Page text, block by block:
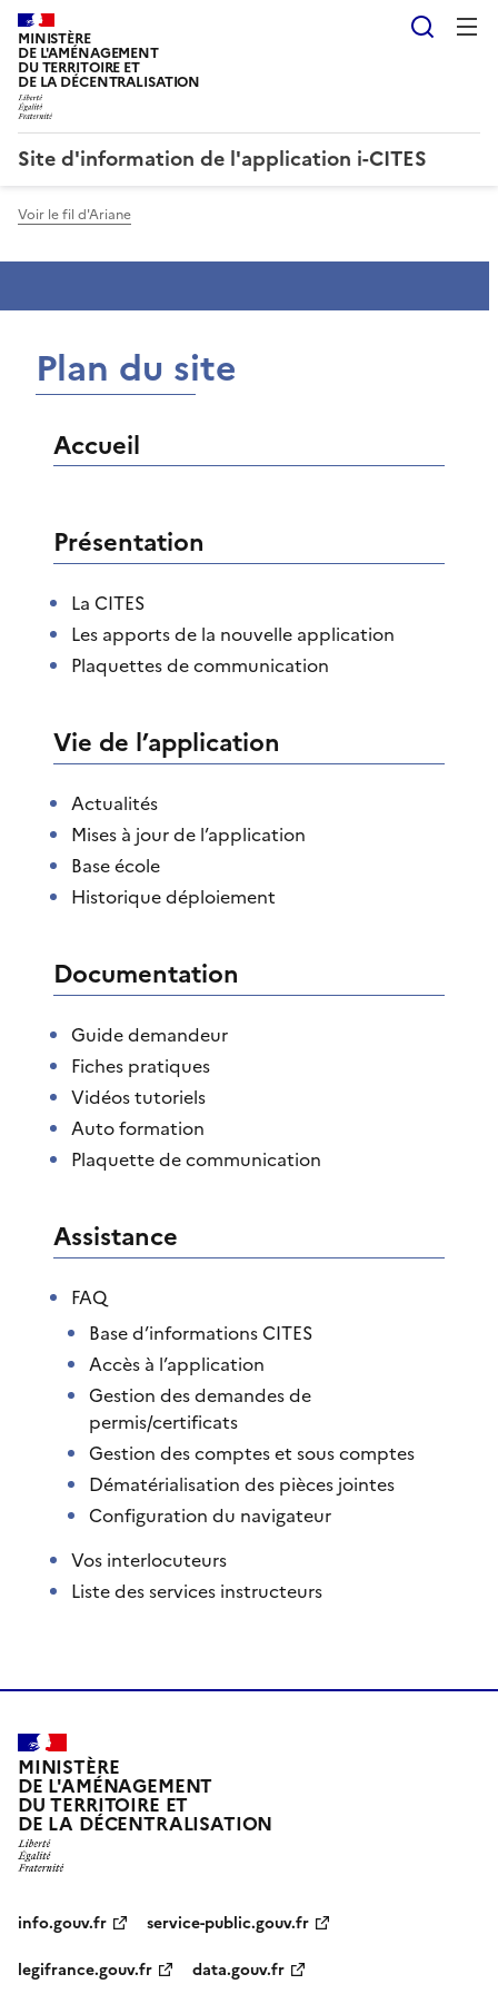
MINISTÈRE
DE L'AMÉNAGEMENT
DU TERRITOIRE ET
DE LA DÉCENTRALISATION
Site d'information de l'application i-CITES
Voir le fil d'Ariane
Plan du site
Accueil
Présentation
La CITES
Les apports de la nouvelle application
Plaquettes de communication
Vie de l’application
Actualités
Mises à jour de l’application
Base école
Historique déploiement
Documentation
Guide demandeur
Fiches pratiques
Vidéos tutoriels
Auto formation
Plaquette de communication
Assistance
FAQ
Base d’informations CITES
Accès à l’application
Gestion des demandes de
permis/certificats
Gestion des comptes et sous comptes
Dématérialisation des pièces jointes
Configuration du navigateur
Vos interlocuteurs
Liste des services instructeurs
MINISTÈRE
DE L'AMÉNAGEMENT
DU TERRITOIRE ET
DE LA DÉCENTRALISATION
info.gouv.fr
service-public.gouv.fr
legifrance.gouv.fr
data.gouv.fr